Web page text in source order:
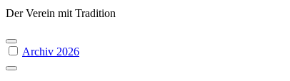
Der Verein mit Tradition
Archiv 2026